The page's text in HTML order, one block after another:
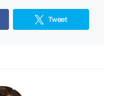
Tweet